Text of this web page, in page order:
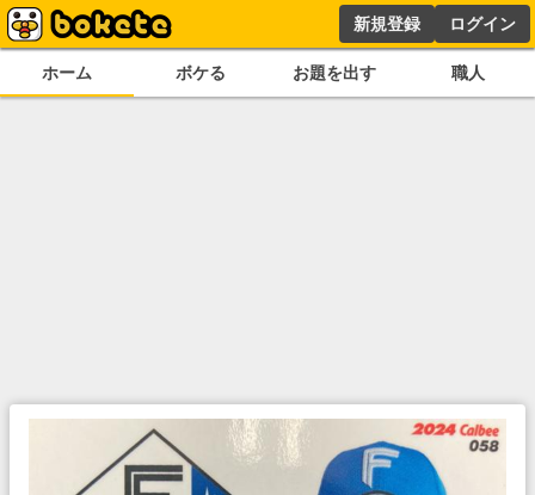
新規登録 ログイン
ホーム ボケる お題を出す 職人